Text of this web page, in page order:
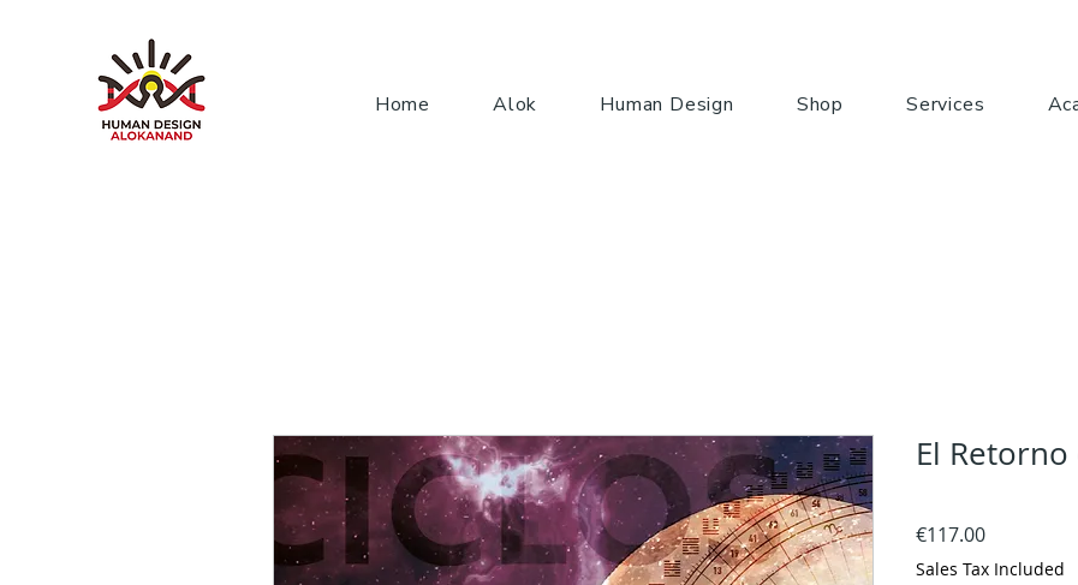
Home Alok Human Design Shop Services
El
€117.00Price
Sales Tax Included